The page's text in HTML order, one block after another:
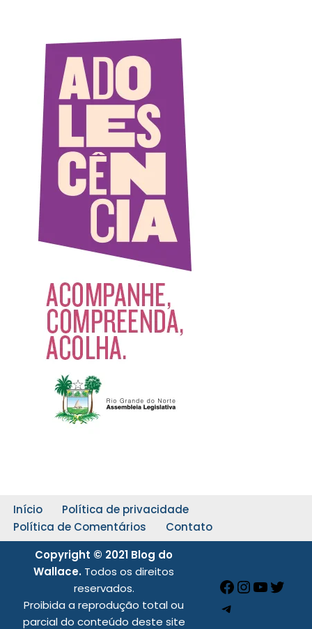
Início
Política de privacidade
Política de Comentários
Contato
Copyright © 2021 Blog do
Wallace. Todos os direitos
reservados.
Proibida a reprodução total ou
parcial do conteúdo deste site